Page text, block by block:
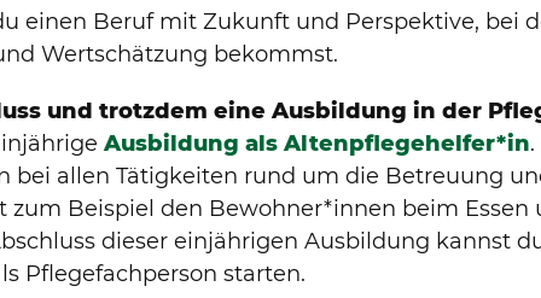
einen Beruf mit Zukunft und Perspektive, bei
Wertschätzung bekommst.
und trotzdem eine Ausbildung in der
Ausbildung als Altenpflegehelfer*in
bei allen Tätigkeiten rund um die Betreuung
zum Beispiel den Bewohner*innen beim Essen
dieser einjährigen Ausbildung kannst
Pflegefachperson starten.